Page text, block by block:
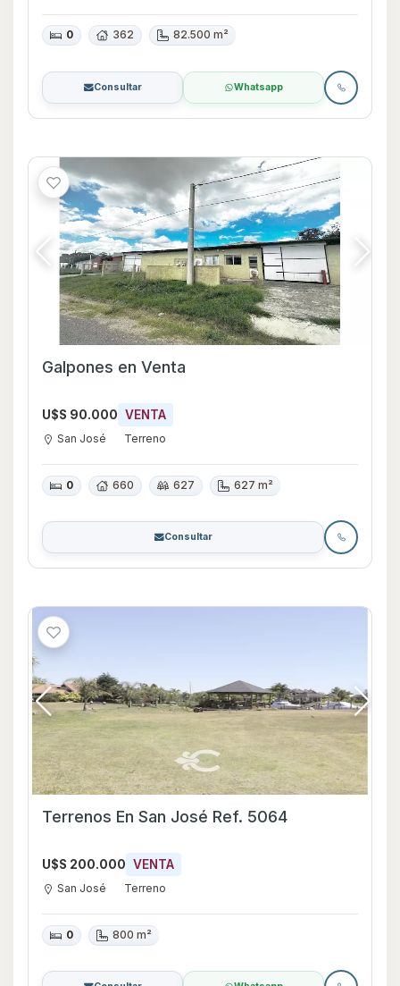
0 362 82.500 m²
Consultar Whatsapp
Galpones en Venta
U$S 90.000 VENTA
San José Terreno
0 660 627 627 m²
Consultar
Terrenos En San José Ref. 5064
U$S 200.000 VENTA
San José Terreno
0 800 m²